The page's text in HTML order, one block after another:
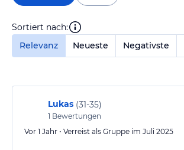
Sortiert nach:
Relevanz
Neueste Negativste
Lukas (31-35)
1 Bewertungen
Vor 1 Jahr • Verreist als Gruppe im Juli 2025